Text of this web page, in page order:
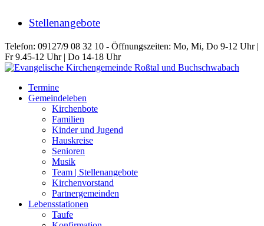
Stellenangebote
Telefon: 09127/9 08 32 10 - Öffnungszeiten: Mo, Mi, Do 9-12 Uhr |
Fr 9.45-12 Uhr | Do 14-18 Uhr
Termine
Gemeindeleben
Kirchenbote
Familien
Kinder und Jugend
Hauskreise
Senioren
Musik
Team | Stellenangebote
Kirchenvorstand
Partnergemeinden
Lebensstationen
Taufe